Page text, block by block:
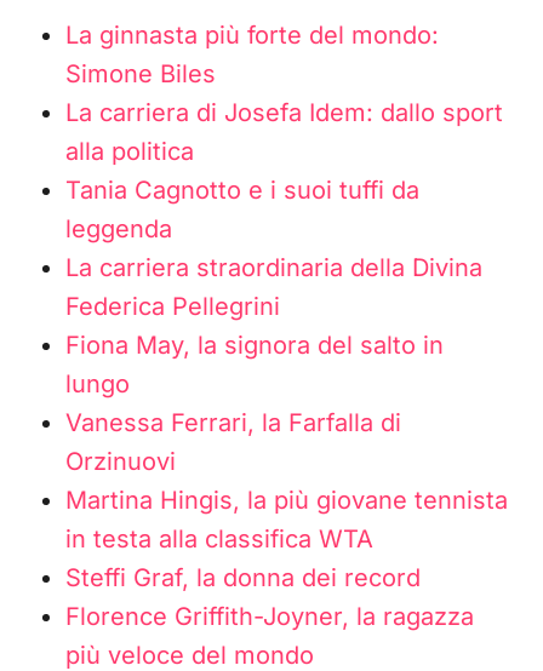
La ginnasta più forte del mondo:
Simone Biles
La carriera di Josefa Idem: dallo sport
alla politica
Tania Cagnotto e i suoi tuffi da
leggenda
La carriera straordinaria della Divina
Federica Pellegrini
Fiona May, la signora del salto in
lungo
Vanessa Ferrari, la Farfalla di
Orzinuovi
Martina Hingis, la più giovane tennista
in testa alla classifica WTA
Steffi Graf, la donna dei record
Florence Griffith-Joyner, la ragazza
più veloce del mondo